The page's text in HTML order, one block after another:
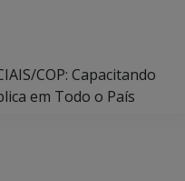
COP: Capacitando
em Todo o País